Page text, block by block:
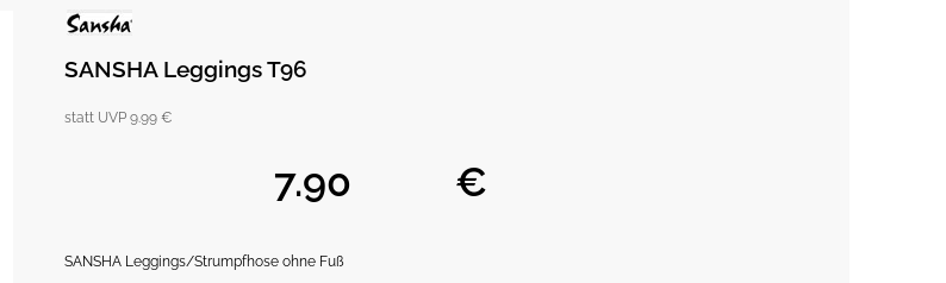
SANSHA Leggings T96
statt UVP 9.99 €
€
SANSHA Leggings/Strumpfhose ohne Fuß